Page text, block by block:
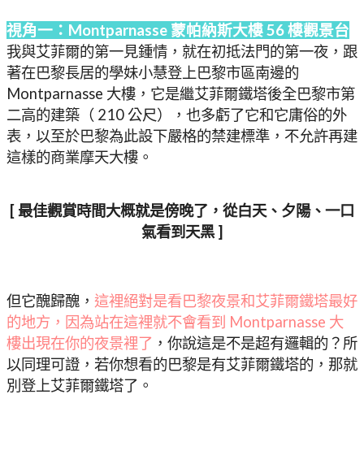
視角一：Montparnasse 蒙帕納斯大樓 56 樓觀景台
我與艾菲爾的第一見鍾情，就在初抵法門的第一夜，跟
著在巴黎長居的學妹小慧登上巴黎市區南邊的
Montparnasse 大樓，它是繼艾菲爾鐵塔後全巴黎市第
二高的建築（ 210 公尺），也多虧了它和它庸俗的外
表，以至於巴黎為此設下嚴格的禁建標準，不允許再建
這樣的商業摩天大樓。
[ 最佳觀賞時間大概就是傍晚了，從白天、夕陽、一口
氣看到天黑 ]
但它醜歸醜， 這裡絕對是看巴黎夜景和艾菲爾鐵塔最好
的地方，因為站在這裡就不會看到 Montparnasse 大
樓出現在你的夜景裡了 ，你說這是不是超有邏輯的？所
以同理可證，若你想看的巴黎是有艾菲爾鐵塔的，那就
別登上艾菲爾鐵塔了。